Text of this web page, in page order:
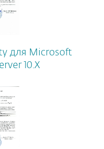
для Microsoft
10.X